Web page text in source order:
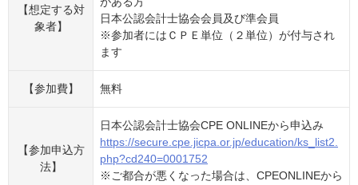
【想定する対
象者】
日本公認会計士協会会員及び準会員
※参加者にはＣＰＥ単位（２単位）が付与され
ます
【参加費】 無料
【参加申込方
法】
日本公認会計士協会CPE ONLINEから申込み
https://secure.cpe.jicpa.or.jp/education/ks_list2.
php?cd240=0001752
※ご都合が悪くなった場合は、CPEONLINEから